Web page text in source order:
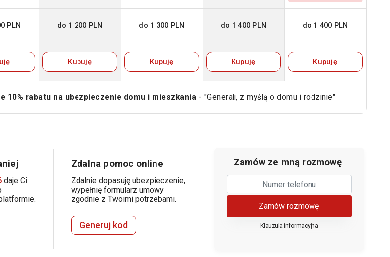
PLN do 1 200 PLN do 1 300 PLN do 1 400 PLN do 1 400 PLN
Kupuję Kupuję Kupuję Kupuję
10% rabatu na ubezpieczenie domu i mieszkania - "Generali, z myślą o domu i rodzinie"
daje Ci
Zdalna pomoc online
Zdalnie dopasuję ubezpieczenie,
wypełnię formularz umowy
zgodnie z Twoimi potrzebami.
Generuj kod
Zamów ze mną rozmowę
Zamów rozmowę
Klauzula informacyjna